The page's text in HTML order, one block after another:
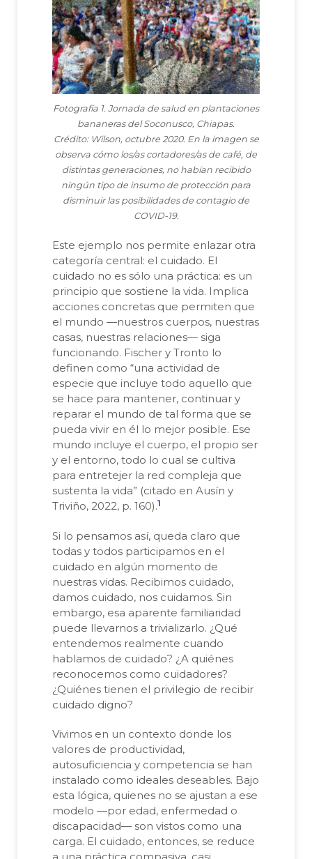
Fotografía 1. Jornada de salud en plantaciones
bananeras del Soconusco, Chiapas.
Crédito: Wilson, octubre 2020. En la imagen se
observa cómo los/as cortadores/as de café, de
distintas generaciones, no habían recibido
ningún tipo de insumo de protección para
disminuir las posibilidades de contagio de
COVID-19.
Este ejemplo nos permite enlazar otra
categoría central: el cuidado. El
cuidado no es sólo una práctica: es un
principio que sostiene la vida. Implica
acciones concretas que permiten que
el mundo —nuestros cuerpos, nuestras
casas, nuestras relaciones— siga
funcionando. Fischer y Tronto lo
definen como “una actividad de
especie que incluye todo aquello que
se hace para mantener, continuar y
reparar el mundo de tal forma que se
pueda vivir en él lo mejor posible. Ese
mundo incluye el cuerpo, el propio ser
y el entorno, todo lo cual se cultiva
para entretejer la red compleja que
sustenta la vida” (citado en Ausín y
Triviño, 2022, p. 160).1
Si lo pensamos así, queda claro que
todas y todos participamos en el
cuidado en algún momento de
nuestras vidas. Recibimos cuidado,
damos cuidado, nos cuidamos. Sin
embargo, esa aparente familiaridad
puede llevarnos a trivializarlo. ¿Qué
entendemos realmente cuando
hablamos de cuidado? ¿A quiénes
reconocemos como cuidadores?
¿Quiénes tienen el privilegio de recibir
cuidado digno?
Vivimos en un contexto donde los
valores de productividad,
autosuficiencia y competencia se han
instalado como ideales deseables. Bajo
esta lógica, quienes no se ajustan a ese
modelo —por edad, enfermedad o
discapacidad— son vistos como una
carga. El cuidado, entonces, se reduce
a una práctica compasiva, casi